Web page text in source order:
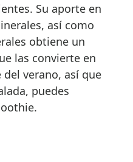
Su aporte en
así como
obtiene un
las convierte en
verano, así que
puedes